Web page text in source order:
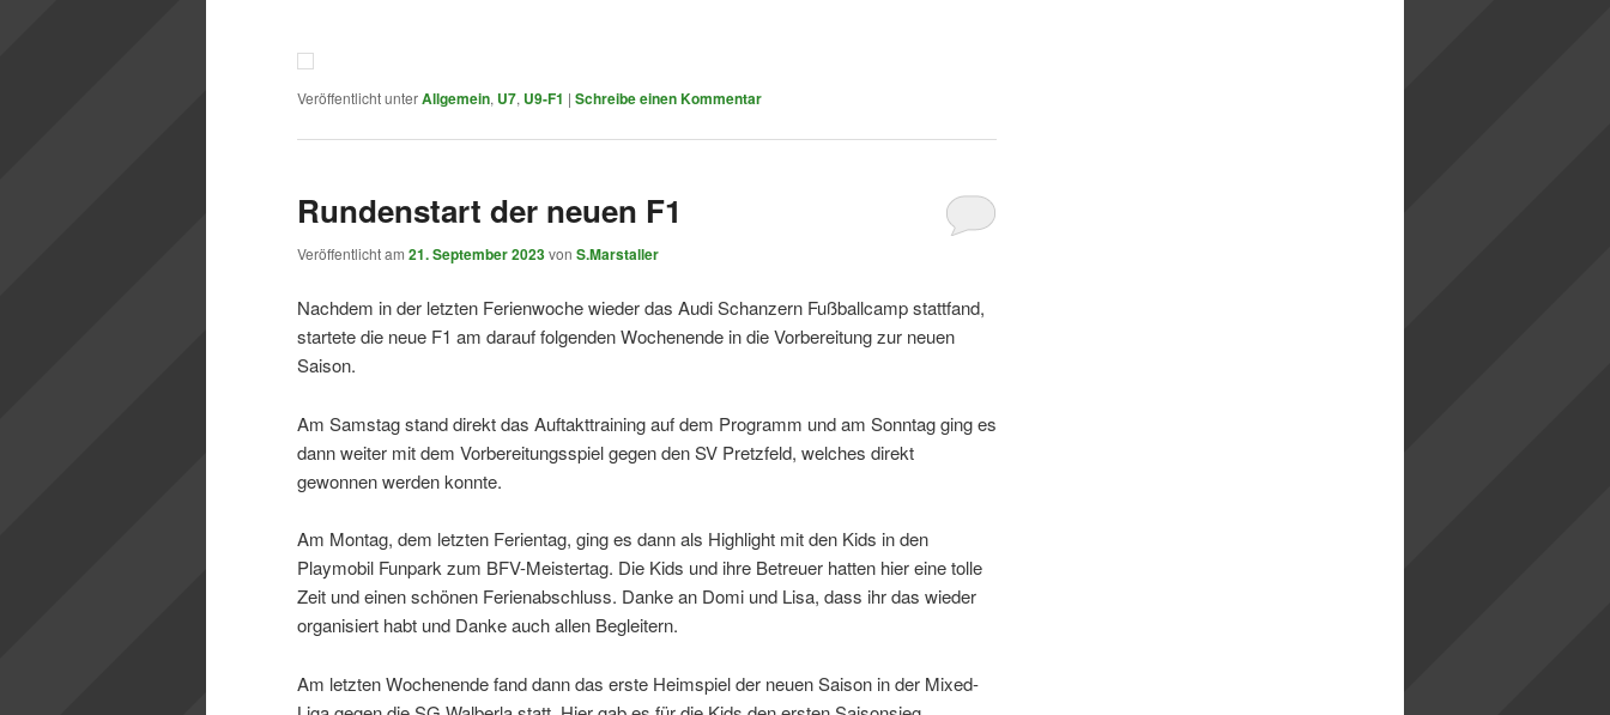
Veröffentlicht unterAllgemein, U7, U9-F1 | Schreibe einen Kommentar
Rundenstart der neuen F1
Veröffentlicht am 21. September 2023von S.Marstaller
Nachdem in der letzten Ferienwoche wieder das Audi Schanzern Fußballcamp stattfand,
startete die neue F1 am darauf folgenden Wochenende in die Vorbereitung zur neuen
Saison.
Am Samstag stand direkt das Auftakttraining auf dem Programm und am Sonntag ging es
dann weiter mit dem Vorbereitungsspiel gegen den SV Pretzfeld, welches direkt
gewonnen werden konnte.
Am Montag, dem letzten Ferientag, ging es dann als Highlight mit den Kids in den
Playmobil Funpark zum BFV-Meistertag. Die Kids und ihre Betreuer hatten hier eine tolle
Zeit und einen schönen Ferienabschluss. Danke an Domi und Lisa, dass ihr das wieder
organisiert habt und Danke auch allen Begleitern.
Am letzten Wochenende fand dann das erste Heimspiel der neuen Saison in der Mixed-